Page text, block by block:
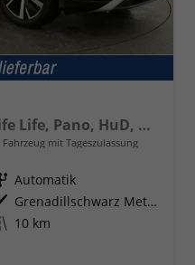
1.5 TSI eHybrid 150 kW Life Life, Pano, HuD, AHK, AreaView, Side, Navi, Winter, 5-J. Garantie
Fahrzeug mit Tageszulassung
Getriebe Automatik
Außenfarbe
Grenadillschwarz Metallic
Kilometerstand 10 km